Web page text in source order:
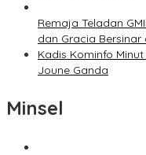
Remaja Teladan
dan Gracia Bersinar
Kadis Kominfo
Joune Ganda
Minsel